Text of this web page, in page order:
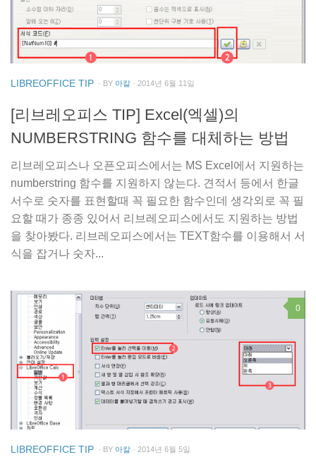
LIBREOFFICE TIP · BY 아칼 · 2014년 6월 11일
[리브레오피스 TIP] Excel(엑셀)의
NUMBERSTRING 함수를 대체하는 방법
리브레오피스나 오픈오피스에서는 MS Excel에서 지원하는
numberstring 함수를 지원하지 않는다. 견적서 등에서 한글
서수로 숫자를 표현할때 꼭 필요한 함수인데 생각외로 꼭 필
요할 때가 종종 있어서 리브레오피스에서도 지원하는 방법
을 찾아봤다. 리브레오피스에서는 TEXT함수를 이용해서 서
식을 잡거나 숫자...
0
LIBREOFFICE TIP · BY 아칼 · 2014년 6월 5일